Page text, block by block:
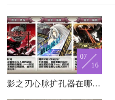
07
16
影之刃心脉扩孔器在哪个章节刷得比较快